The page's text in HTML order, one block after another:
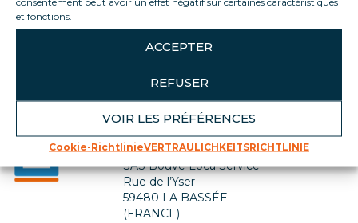
et fonctions.
ACCEPTER
REFUSER
VOIR LES PRÉFÉRENCES
Cookie-RichtlinieVERTRAULICHKEITSRICHTLINIE
Zurück zur Jobliste
Kontaktiere uns
SIÈGE SOCIAL
SAS Bouve Loca Service
Rue de l’Yser
59480 LA BASSÉE
(FRANCE)